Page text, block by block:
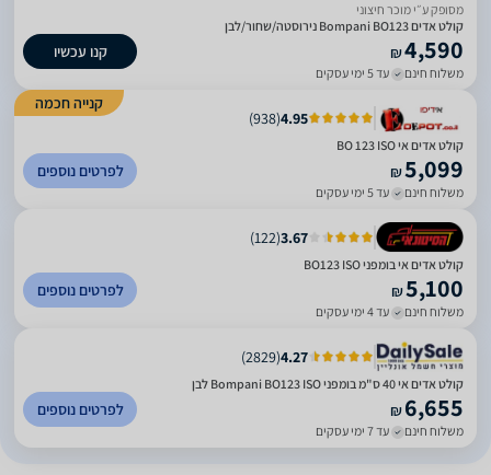
מסופק ע״י מוכר חיצוני
קולט אדים Bompani BO123 נירוסטה/שחור/לבן
₪4,590
משלוח חינם עד 5 ימי עסקים
קנו עכשיו
קנייה חכמה
4.95
(
938
)
קולט אדים אי BO 123 ISO
₪5,099
משלוח חינם עד 5 ימי עסקים
לפרטים נוספים
3.67
(
122
)
קולט אדים אי בומפני BO123 ISO
₪5,100
משלוח חינם עד 4 ימי עסקים
לפרטים נוספים
4.27
(
2829
)
קולט אדים אי 40 ס"מ בומפני Bompani BO123 ISO לבן
₪6,655
משלוח חינם עד 7 ימי עסקים
לפרטים נוספים